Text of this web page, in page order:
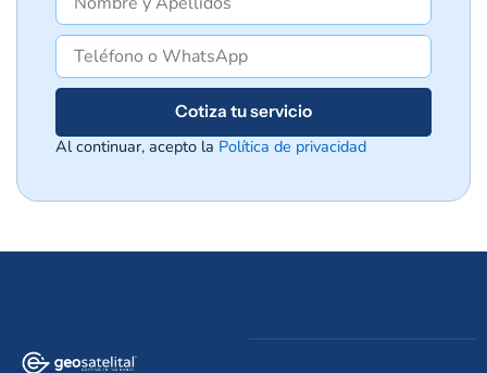
Cotiza tu servicio
Al continuar, acepto la Política de privacidad